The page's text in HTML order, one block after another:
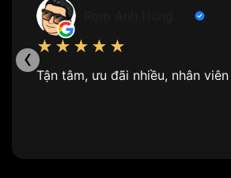
Dưới đây là một số cách phân loại
biến:
Theo chất liệu của dây đeo
Những chiếc đồng hồ dây dahiện
★★★★★
Tận tâm, ưu đãi nhiều, nhân
‹